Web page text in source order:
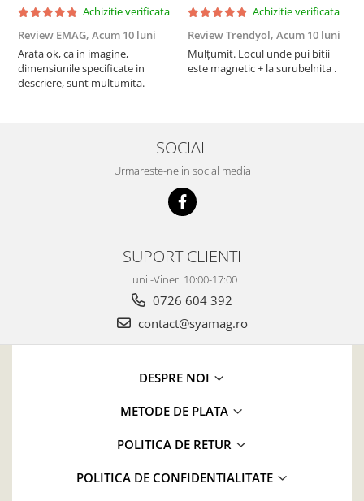
Achizitie verificata
Review EMAG, Acum 10 luni
Arata ok, ca in imagine,
dimensiunile specificate in
descriere, sunt multumita.
Achizitie verificata
Review Trendyol, Acum 10 luni
Mulțumit. Locul unde pui bitii
este magnetic + la surubelnita .
SOCIAL
Urmareste-ne in social media
SUPORT CLIENTI
Luni -Vineri 10:00-17:00
0726 604 392
contact@syamag.ro
DESPRE NOI
METODE DE PLATA
POLITICA DE RETUR
POLITICA DE CONFIDENTIALITATE